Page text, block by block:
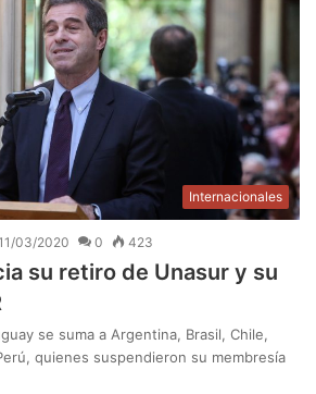
Internacionales
03/2020 0 423
su retiro de Unasur y su
se suma a Argentina, Brasil, Chile,
quienes suspendieron su membresía